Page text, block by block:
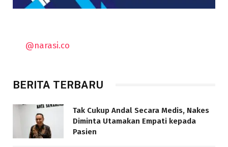
@narasi.co
BERITA TERBARU
Tak Cukup Andal Secara Medis, Nakes
Diminta Utamakan Empati kepada
Pasien